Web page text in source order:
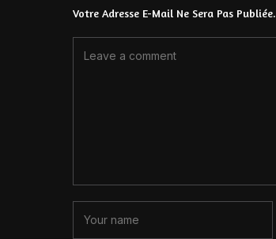
Votre Adresse E-Mail Ne Sera Pas Publiée.